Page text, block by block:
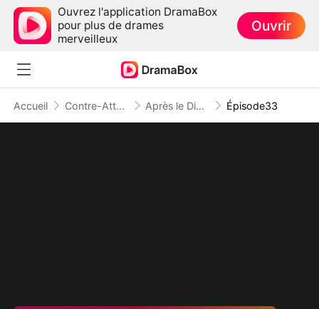
Ouvrez l'application DramaBox
pour plus de drames
merveilleux
Ouvrir
Accueil Contre-Attaque Après le Divorce : La Reine du Barreau Épisode33